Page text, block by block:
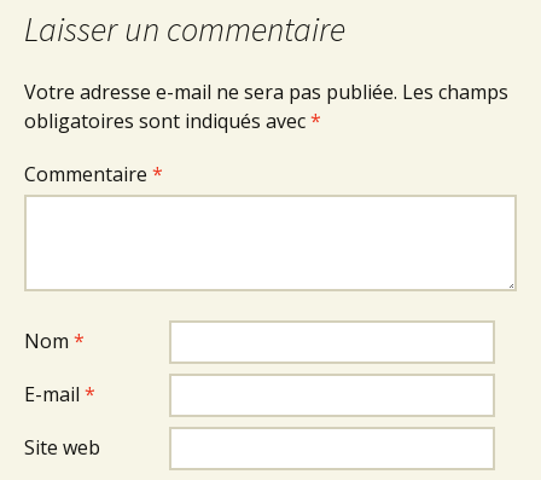
Laisser un commentaire
Votre adresse e-mail ne sera pas publiée. Les champs
obligatoires sont indiqués avec*
Commentaire *
Nom *
E-mail *
Site web